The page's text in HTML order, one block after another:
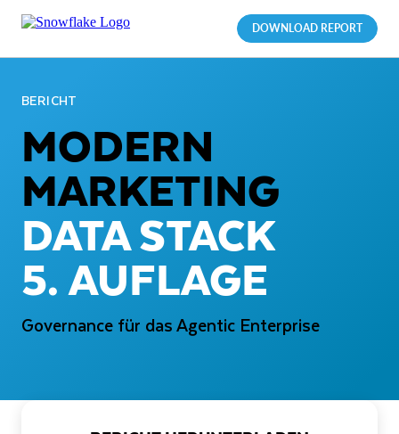
DOWNLOAD REPORT
BERICHT
MODERN
MARKETING
DATA STACK
5. AUFLAGE
Governance für das Agentic Enterprise